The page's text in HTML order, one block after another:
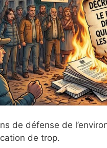
de défense de
de trop.